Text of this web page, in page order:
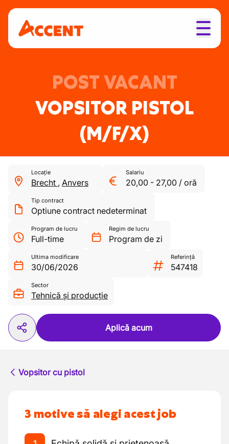
POST VACANT
VOPSITOR PISTOL
(M/F/X)
Locație
Brecht , Anvers
Salariu
20,00 - 27,00 / oră
Tip contract
Optiune contract nedeterminat
Program de lucru
Full-time
Regim de lucru
Program de zi
Ultima modificare
30/06/2026
Referință
547418
Sector
Tehnică și producție
Aplică acum
Vopsitor cu pistol
3 motive să alegi acest job